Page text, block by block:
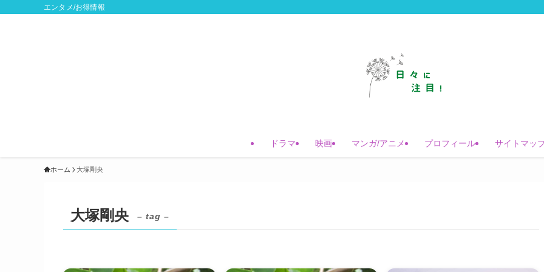
エンタメ/お得情報
ドラマ 映画 マンガ/アニメ プロフィール サイトマッ
ホーム 大塚剛央
大塚剛央 – tag –